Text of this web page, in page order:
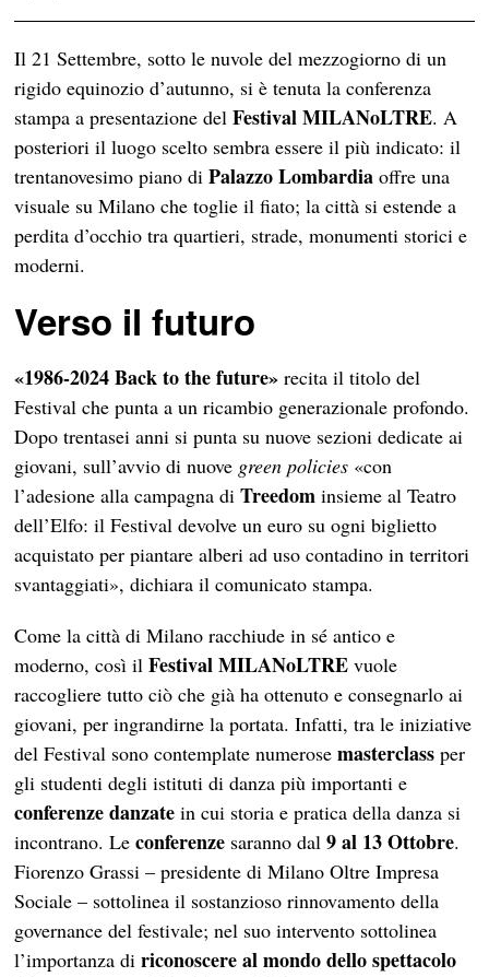
Il 21 Settembre, sotto le nuvole del mezzogiorno di un
rigido equinozio d’autunno, si è tenuta la conferenza
stampa a presentazione delFestival MILANoLTRE. A
posteriori il luogo scelto sembra essere il più indicato: il
trentanovesimo piano diPalazzo Lombardia offre una
visuale su Milano che toglie il fiato; la città si estende a
perdita d’occhio tra quartieri, strade, monumenti storici e
moderni.
Verso il futuro
«1986-2024 Back to the future» recita il titolo del
Festival che punta a un ricambio generazionale profondo.
Dopo trentasei anni si punta su nuove sezioni dedicate ai
giovani, sull’avvio di nuove green policies «con
l’adesione alla campagna diTreedom insieme al Teatro
dell’Elfo: il Festival devolve un euro su ogni biglietto
acquistato per piantare alberi ad uso contadino in territori
svantaggiati», dichiara il comunicato stampa.
Come la città di Milano racchiude in sé antico e
moderno, così ilFestival MILANoLTRE vuole
raccogliere tutto ciò che già ha ottenuto e consegnarlo ai
giovani, per ingrandirne la portata. Infatti, tra le iniziative
del Festival sono contemplate numerosemasterclassper
gli studenti degli istituti di danza più importanti e
conferenze danzate in cui storia e pratica della danza si
incontrano. Leconferenze saranno dal9 al 13 Ottobre.
Fiorenzo Grassi – presidente di Milano Oltre Impresa
Sociale – sottolinea il sostanzioso rinnovamento della
governance del festivale; nel suo intervento sottolinea
l’importanza diriconoscere al mondo dello spettacolo